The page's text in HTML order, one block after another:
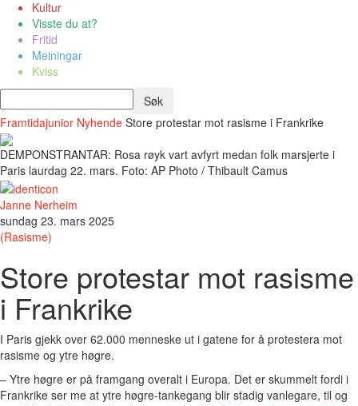
Kultur
Visste du at?
Fritid
Meiningar
Kviss
Framtidajunior Nyhende Store protestar mot rasisme i Frankrike
DEMPONSTRANTAR: Rosa røyk vart avfyrt medan folk marsjerte i
Paris laurdag 22. mars. Foto: AP Photo / Thibault Camus
Janne Nerheim
sundag 23. mars 2025
(Rasisme)
Store protestar mot rasisme
i Frankrike
I Paris gjekk over 62.000 menneske ut i gatene for å protestera mot
rasisme og ytre høgre.
– Ytre høgre er på framgang overalt i Europa. Det er skummelt fordi i
Frankrike ser me at ytre høgre-tankegang blir stadig vanlegare, til og